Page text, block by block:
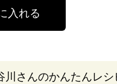
川さんのかんたんレシ